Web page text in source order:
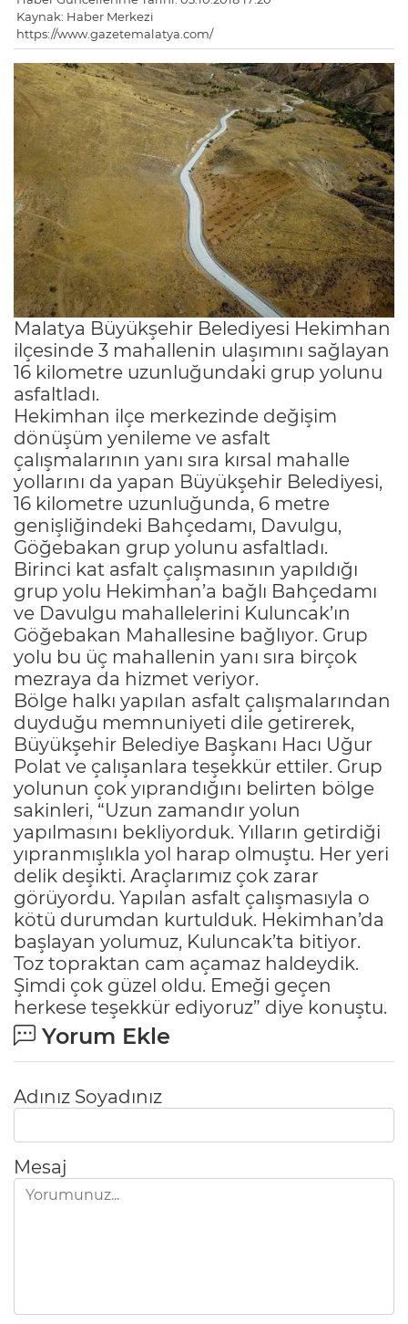
Kaynak: Haber Merkezi
https://www.gazetemalatya.com/
Malatya Büyükşehir Belediyesi Hekimhan
ilçesinde 3 mahallenin ulaşımını sağlayan
16 kilometre uzunluğundaki grup yolunu
asfaltladı.
Hekimhan ilçe merkezinde değişim
dönüşüm yenileme ve asfalt
çalışmalarının yanı sıra kırsal mahalle
yollarını da yapan Büyükşehir Belediyesi,
16 kilometre uzunluğunda, 6 metre
genişliğindeki Bahçedamı, Davulgu,
Göğebakan grup yolunu asfaltladı.
Birinci kat asfalt çalışmasının yapıldığı
grup yolu Hekimhan’a bağlı Bahçedamı
ve Davulgu mahallelerini Kuluncak’ın
Göğebakan Mahallesine bağlıyor. Grup
yolu bu üç mahallenin yanı sıra birçok
mezraya da hizmet veriyor.
Bölge halkı yapılan asfalt çalışmalarından
duyduğu memnuniyeti dile getirerek,
Büyükşehir Belediye Başkanı Hacı Uğur
Polat ve çalışanlara teşekkür ettiler. Grup
yolunun çok yıprandığını belirten bölge
sakinleri, “Uzun zamandır yolun
yapılmasını bekliyorduk. Yılların getirdiği
yıpranmışlıkla yol harap olmuştu. Her yeri
delik deşikti. Araçlarımız çok zarar
görüyordu. Yapılan asfalt çalışmasıyla o
kötü durumdan kurtulduk. Hekimhan’da
başlayan yolumuz, Kuluncak’ta bitiyor.
Toz topraktan cam açamaz haldeydik.
Şimdi çok güzel oldu. Emeği geçen
herkese teşekkür ediyoruz” diye konuştu.
Yorum Ekle
Adınız Soyadınız
Mesaj